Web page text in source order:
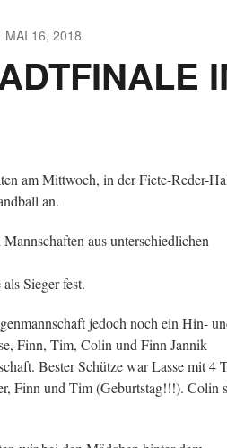
MAI 16, 2018
am Mittwoch, in der Fiete-Reder-
an.
aus unterschiedlichen
Sieger fest.
jedoch noch ein Hin-
Finn, Tim, Colin und Finn Jannik
Bester Schütze war Lasse mit 4
Finn und Tim (Geburtstag!!!). Colin